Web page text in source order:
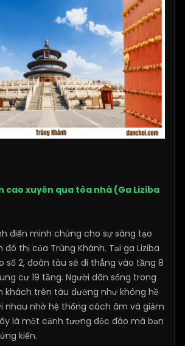
cao xuyên qua tòa nhà (Ga Liziba
điển minh chứng cho sự sáng tạo
thị của Trùng Khánh. Tại ga Liziba
số 2, đoàn tàu sẽ đi thẳng vào tầng 8
cư 19 tầng. Người dân sống trong
khách trên tàu dường như không hề
nhau nhờ hệ thống cách âm và giảm
là một cảnh tượng độc đáo mà bạn
kiến.